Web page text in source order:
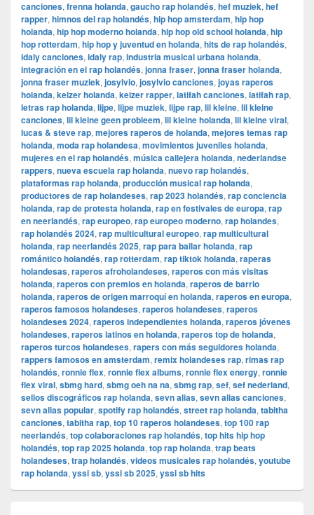
canciones, frenna holanda, gaucho rap holandés, hef muziek, hef
rapper, himnos del rap holandés, hip hop amsterdam, hip hop
holanda, hip hop moderno holanda, hip hop old school holanda, hip
hop rotterdam, hip hop y juventud en holanda, hits de rap holandés,
idaly canciones, idaly rap, industria musical urbana holanda,
integración en el rap holandés, jonna fraser, jonna fraser holanda,
jonna fraser muziek, josylvio, josylvio canciones, joyas raperos
holanda, keizer holanda, keizer rapper, latifah canciones, latifah rap,
letras rap holanda, lijpe, lijpe muziek, lijpe rap, lil kleine, lil kleine
canciones, lil kleine geen probleem, lil kleine holanda, lil kleine viral,
lucas & steve rap, mejores raperos de holanda, mejores temas rap
holanda, moda rap holandesa, movimientos juveniles holanda,
mujeres en el rap holandés, música callejera holanda, nederlandse
rappers, nueva escuela rap holanda, nuevo rap holandés,
plataformas rap holanda, producción musical rap holanda,
productores de rap holandeses, rap 2023 holandés, rap conciencia
holanda, rap de protesta holanda, rap en festivales de europa, rap
en neerlandés, rap europeo, rap europeo moderno, rap holandes,
rap holandés 2024, rap multicultural europeo, rap multicultural
holanda, rap neerlandés 2025, rap para bailar holanda, rap
romántico holandés, rap rotterdam, rap tiktok holanda, raperas
holandesas, raperos afroholandeses, raperos con más visitas
holanda, raperos con premios en holanda, raperos de barrio
holanda, raperos de origen marroquí en holanda, raperos en europa,
raperos famosos holandeses, raperos holandeses, raperos
holandeses 2024, raperos independientes holanda, raperos jóvenes
holandeses, raperos latinos en holanda, raperos top de holanda,
raperos turcos holandeses, rapers con más seguidores holanda,
rappers famosos en amsterdam, remix holandeses rap, rimas rap
holandés, ronnie flex, ronnie flex albums, ronnie flex energy, ronnie
flex viral, sbmg hard, sbmg oeh na na, sbmg rap, sef, sef nederland,
sellos discográficos rap holanda, sevn alias, sevn alias canciones,
sevn alias popular, spotify rap holandés, street rap holanda, tabitha
canciones, tabitha rap, top 10 raperos holandeses, top 100 rap
neerlandés, top colaboraciones rap holandés, top hits hip hop
holandés, top rap 2025 holanda, top rap holanda, trap beats
holandeses, trap holandés, videos musicales rap holandés, youtube
rap holanda, yssi sb, yssi sb 2025, yssi sb hits